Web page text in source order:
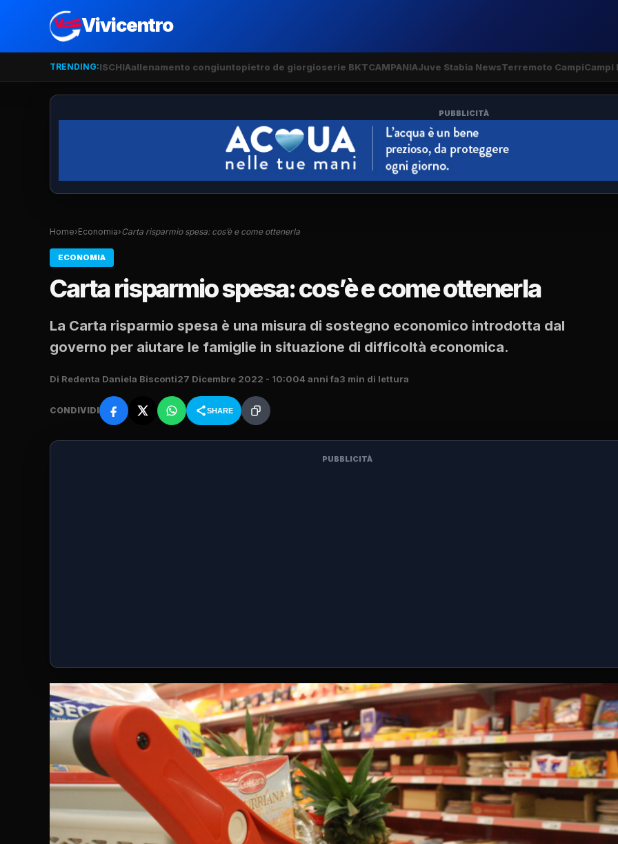
Vivicentro
TRENDING:ISCHIAallenamento congiuntopietro de giorgioserie BKTCAMPANIAJuve Stabia NewsTerremoto CampiCampi
PUBBLICITÀ
Home›Economia›Carta risparmio spesa: cos’è e come ottenerla
ECONOMIA
Carta risparmio spesa: cos’è e come ottenerla
La Carta risparmio spesa è una misura di sostegno economico introdotta dal
governo per aiutare le famiglie in situazione di difficoltà economica.
Di Redenta Daniela Bisconti27 Dicembre 2022 - 10:004 anni fa3 min di lettura
CONDIVIDI SHARE
PUBBLICITÀ